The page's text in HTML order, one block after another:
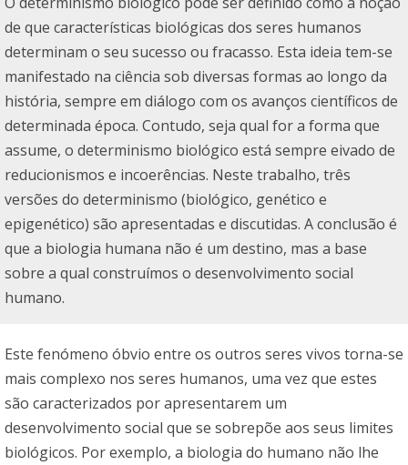
de que características biológicas dos seres humanos
determinam o seu sucesso ou fracasso. Esta ideia tem-se
manifestado na ciência sob diversas formas ao longo da
história, sempre em diálogo com os avanços científicos de
determinada época. Contudo, seja qual for a forma que
assume, o determinismo biológico está sempre eivado de
reducionismos e incoerências. Neste trabalho, três
versões do determinismo (biológico, genético e
epigenético) são apresentadas e discutidas. A conclusão é
que a biologia humana não é um destino, mas a base
sobre a qual construímos o desenvolvimento social
humano.
Este fenómeno óbvio entre os outros seres vivos torna-se
mais complexo nos seres humanos, uma vez que estes
são caracterizados por apresentarem um
desenvolvimento social que se sobrepõe aos seus limites
biológicos. Por exemplo, a biologia do humano não lhe